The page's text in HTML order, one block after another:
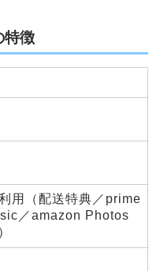
特徴
用（配送特典／prime
／amazon Photos